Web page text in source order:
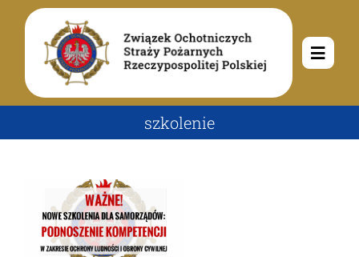
Przejdź
zawartości
Toggle
Rodowód
Kalendarz wydarzeń
Ochotnicze Straże Pożarne
szkolenie